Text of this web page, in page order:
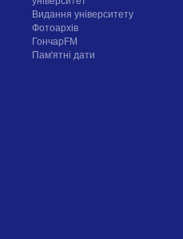
Видання університету
Фотоархів
ГончарFM
Пам'ятні дати